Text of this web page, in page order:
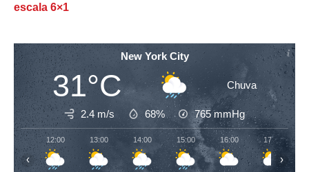
escala 6×1
New York City
31°C Chuva
2.4 m/s 68% 765mmHg
12:00 13:00 14:00 15:00 16:00 17:00
‹ ›